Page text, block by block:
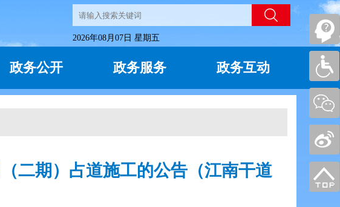
2026年08月07日 星期五
政务公开 政务服务 政务互动
二期）占道施工的公告（江南干道